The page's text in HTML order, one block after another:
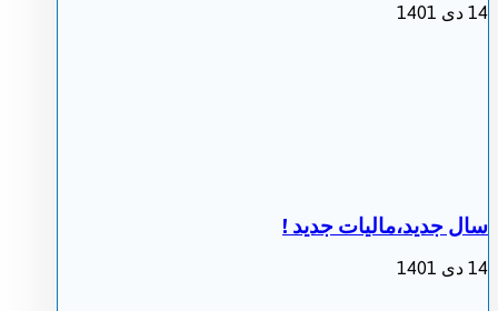
14 دی 1401
سال جدید،مالیات جدید !
14 دی 1401